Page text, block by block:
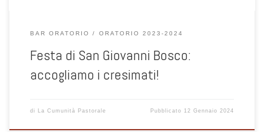
BAR ORATORIO ORATORIO 2023-2024
Festa di San Giovanni Bosco:
accogliamo i cresimati!
di La Cumunità Pastorale Pubblicato 12 Gennaio 2024